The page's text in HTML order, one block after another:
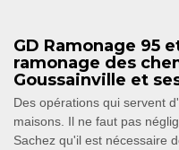
GD Ramonage 95
ramonage des
Goussainville et
Des opérations qui servent
maisons. Il ne faut pas
Sachez qu'il est nécessaire